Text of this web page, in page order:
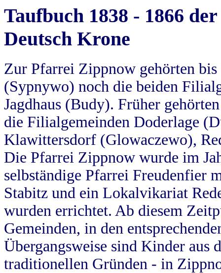
Taufbuch 1838 - 1866
Deutsch Krone
Zur Pfarrei Zippnow gehörten
(Sypnywo) noch die beiden
Jagdhaus (Budy). Früher
die Filialgemeinden Doderlage
Klawittersdorf (Glowaczewo),
Die Pfarrei Zippnow wurde im
selbständige Pfarrei Freudenfier
Stabitz und ein Lokalvikariat
wurden errichtet. Ab diesem
Gemeinden, in den
Übergangsweise sind Kinder aus
traditionellen Gründen - in